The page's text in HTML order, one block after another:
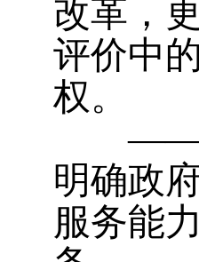
改革，
评价中
权。
——强
明确政
服务能